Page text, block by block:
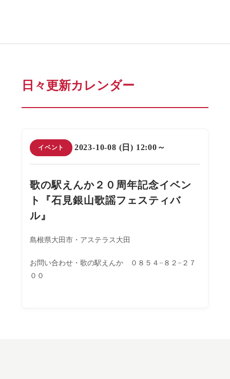
日々更新カレンダー
イベント 2023-10-08 (日) 12:00～
歌の駅えんか２０周年記念イベン
ト『石見銀山歌謡フェスティバ
ル』
島根県大田市・アステラス大田
お問い合わせ・歌の駅えんか ０８５４−８２−２７
００